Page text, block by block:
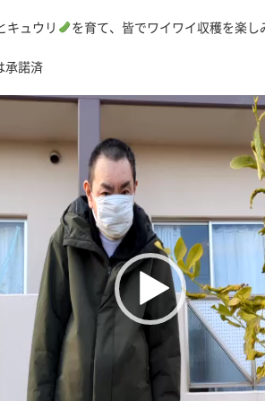
キュウリ を育て、皆でワイワイ収穫を楽
承諾済